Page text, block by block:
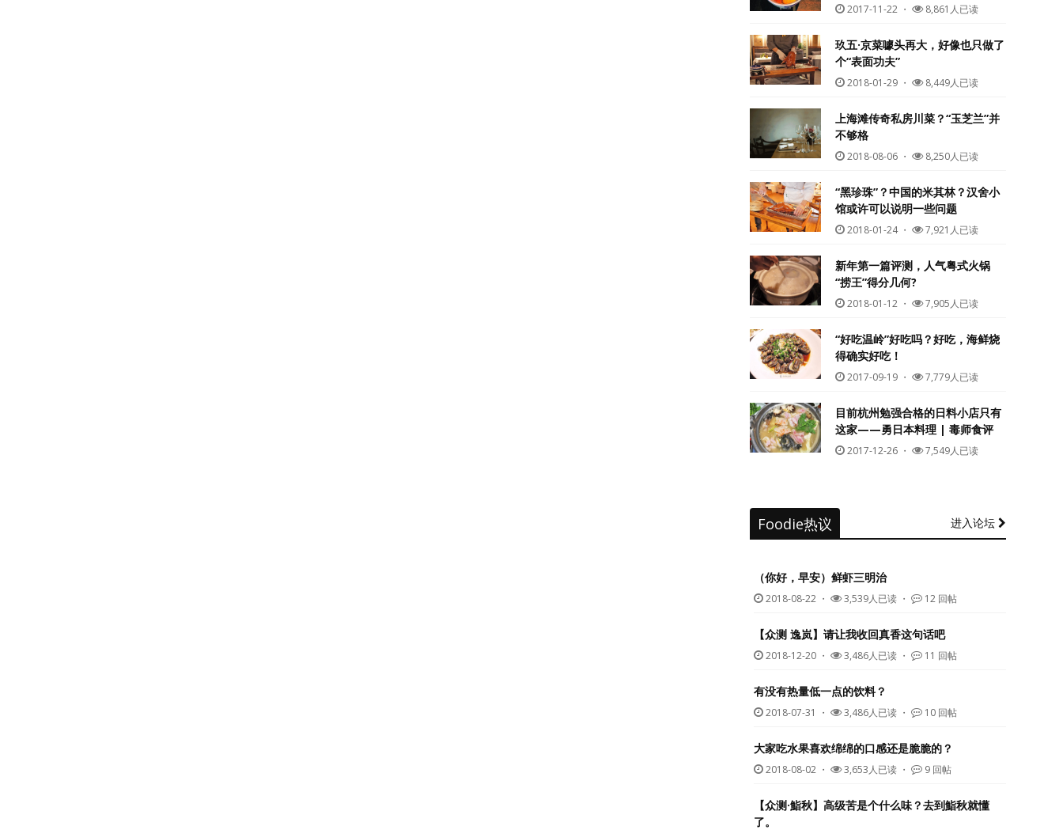
2017-11-22 ・ 8,861人已读
玖五·京菜噱头再大，好像也只做了
个“表面功夫”
2018-01-29 ・ 8,449人已读
上海滩传奇私房川菜？“玉芝兰”并
不够格
2018-08-06 ・ 8,250人已读
“黑珍珠”？中国的米其林？汉舍小
馆或许可以说明一些问题
2018-01-24・ 7,921人已读
新年第一篇评测，人气粤式火锅
“捞王”得分几何?
2018-01-12 ・ 7,905人已读
“好吃温岭”好吃吗？好吃，海鲜烧
得确实好吃！
2017-09-19 ・ 7,779人已读
目前杭州勉强合格的日料小店只有
这家——勇日本料理 | 毒师食评
2017-12-26 ・ 7,549人已读
Foodie热议 进入论坛
（你好，早安）鲜虾三明治
2018-08-22 ・ 3,539人已读 ・ 12 回帖
【众测 逸岚】请让我收回真香这句话吧
2018-12-20 ・ 3,486人已读 ・ 11 回帖
有没有热量低一点的饮料？
2018-07-31 ・ 3,486人已读 ・ 10 回帖
大家吃水果喜欢绵绵的口感还是脆脆的？
2018-08-02 ・ 3,653人已读 ・ 9 回帖
【众测·鮨秋】高级苦是个什么味？去到鮨秋就懂
了。